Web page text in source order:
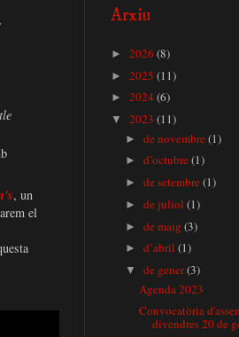
, un
el
Arxiu
► 2026 (8)
► 2025 (11)
► 2024 (6)
▼ 2023 (11)
► de novembre (1)
► d’octubre (1)
► de setembre (1)
► de juliol (1)
► de maig (3)
► d’abril (1)
▼ de gener(3)
Agenda 2023
Convocatòria
divendres 20 de